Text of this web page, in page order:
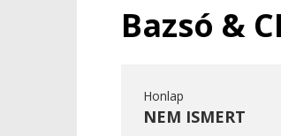
Bazsó &
Honlap
NEM ISMERT